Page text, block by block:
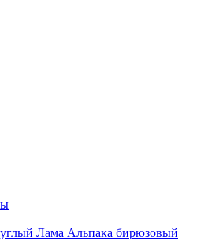
Лама Альпака бирюзовый